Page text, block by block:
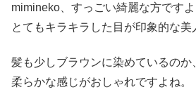
mimineko、すっごい綺麗な方ですよ
とてもキラキラした目が印象的な美
髪も少しブラウンに染めているのか
柔らかな感じがおしゃれですよね。